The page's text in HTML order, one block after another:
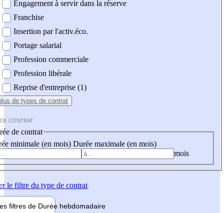
Engagement à servir dans la réserve
Franchise
Insertion par l'activ.éco.
Portage salarial
Profession commerciale
Profession libérale
Reprise d'entreprise (1)
de types de contrat
CONTRAT
de contrat
minimale (en mois) Durée maximale (en mois)
mois
le filtre du type de contrat
filtres de Durée hebdomadaire